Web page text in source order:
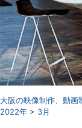
⼤阪の映像制作、動画
2022年 > 3月